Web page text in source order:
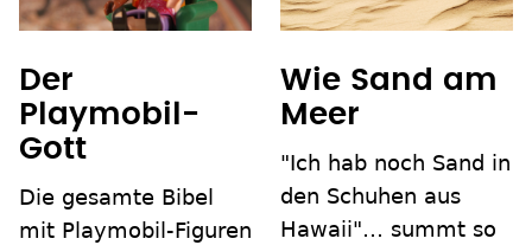
Der
Playmobil-
Gott
Die gesamte Bibel
mit Playmobil-Figuren
Wie Sand am
Meer
"Ich hab noch Sand in
den Schuhen aus
Hawaii"… summt so